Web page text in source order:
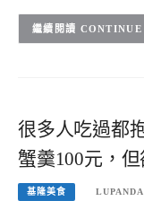
很多人吃過都
蟹羹100元，但
基隆美食